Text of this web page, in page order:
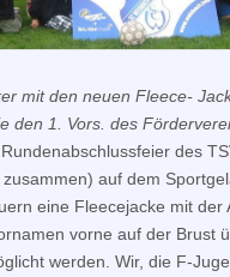
mit den neuen Fleece-
den 1. Vors. des
des
auf dem
eine Fleecejacke mit der
vorne auf der Brust
werden. Wir, die F-